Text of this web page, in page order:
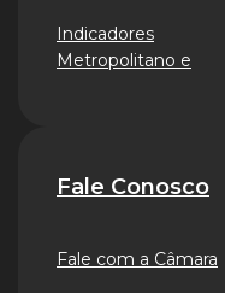
Indicadores
Metropolitano e
Fale Conosco
Fale com a Câmara